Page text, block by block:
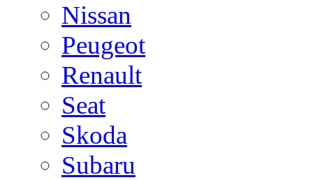
Nissan
Peugeot
Renault
Seat
Skoda
Subaru